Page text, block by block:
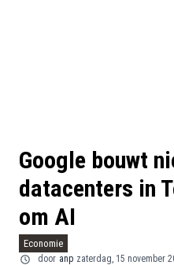
Google bouwt
datacenters in
om AI
Economie
door anp zaterdag, 15 november